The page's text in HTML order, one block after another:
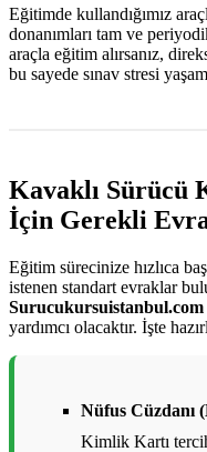
Eğitimde kullandığımız
donanımları tam ve
araçla eğitim alırsanız,
bu sayede sınav stresi
Kavaklı Sürücü
İçin Gerekli
Eğitim sürecinize hızlıca
istenen standart evraklar
Surucukursuistanbul.com
yardımcı olacaktır. İşte
Nüfus Cüzdanı
Kimlik Kartı